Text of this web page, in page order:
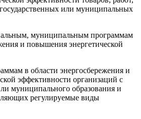
или муниципальных
муниципальным программам
и повышения энергетической
в области энергосбережения и
эффективности организаций с
муниципального образования и
регулируемые виды